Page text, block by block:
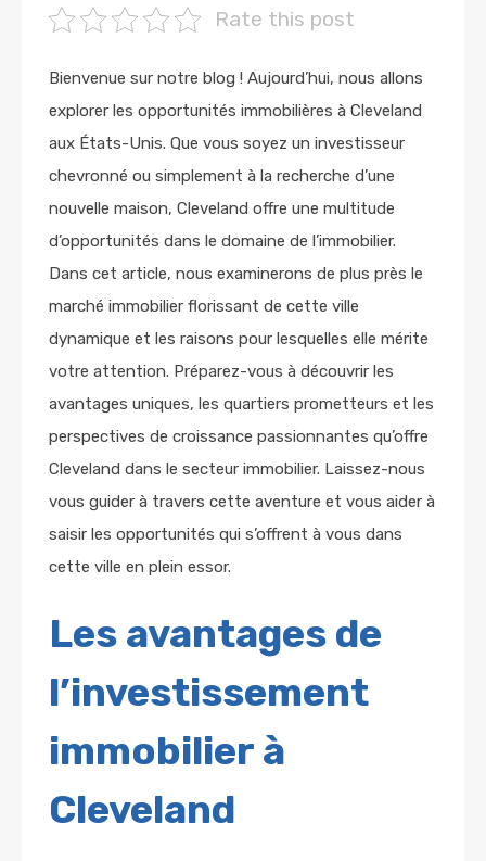
Rate this post
Bienvenue sur notre blog ! Aujourd’hui, nous allons
explorer les opportunités immobilières à Cleveland
aux États-Unis. Que vous soyez un investisseur
chevronné ou simplement à la recherche d’une
nouvelle maison, Cleveland offre une multitude
d’opportunités dans le domaine de l’immobilier.
Dans cet article, nous examinerons de plus près le
marché immobilier florissant de cette ville
dynamique et les raisons pour lesquelles elle mérite
votre attention. Préparez-vous à découvrir les
avantages uniques, les quartiers prometteurs et les
perspectives de croissance passionnantes qu’offre
Cleveland dans le secteur immobilier. Laissez-nous
vous guider à travers cette aventure et vous aider à
saisir les opportunités qui s’offrent à vous dans
cette ville en plein essor.
Les avantages de
l’investissement
immobilier à
Cleveland